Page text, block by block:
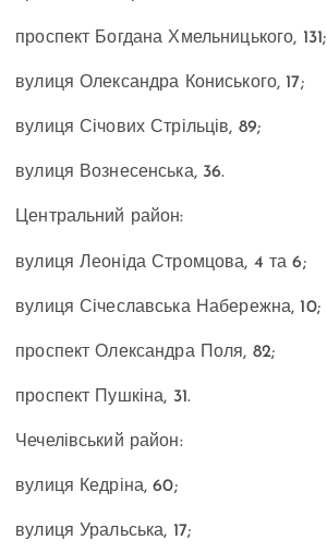
проспект Богдана Хмельницького, 131;
вулиця Олександра Кониського, 17;
вулиця Січових Стрільців, 89;
вулиця Вознесенська, 36.
Центральний район:
вулиця Леоніда Стромцова, 4 та6;
вулиця Січеславська Набережна, 10;
проспект Олександра Поля, 82;
проспект Пушкіна, 31.
Чечелівський район:
вулиця Кедріна, 60;
вулиця Уральська, 17;